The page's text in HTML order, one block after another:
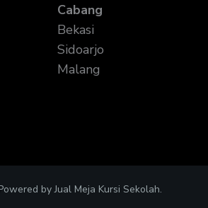
Cabang
Bekasi
Sidoarjo
Malang
by Jual Meja Kursi Sekolah.